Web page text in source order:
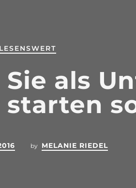
LESENSWERT
als
by MELANIE RIEDEL